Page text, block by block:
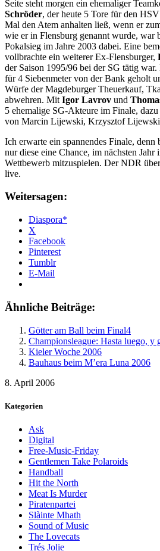
Seite steht morgen ein ehemaliger
Schröder, der heute 5 Tore für den
Mal den Atem anhalten ließ, wenn er
wie er in Flensburg genannt wurde, war
Pokalsieg im Jahre 2003 dabei. Eine
vollbrachte ein weiterer Ex-Flensburger,
der Saison 1995/96 bei der SG tätig
für 4 Siebenmeter von der Bank geholt
Würfe der Magdeburger Theuerkauf,
abwehren. Mit Igor Lavrov und
5 ehemalige SG-Akteure im Finale,
von Marcin Lijewski, Krzysztof
Ich erwarte ein spannendes Finale, denn
nur diese eine Chance, im nächsten Jahr
Wettbewerb mitzuspielen. Der NDR
live.
Weitersagen:
Diaspora*
X
Facebook
Pinterest
Tumblr
E-Mail
Ähnliche Beiträge:
Götter am Ball beim Final4
Championsleague: Hasta luego, y
Kieler Woche 2006
Bauhaus beim M’era Luna 2006
8. April 2006
Kategorien
Ask
Digital
Free-Music-Friday
Gentlemen Take Polaroids
Handball
Hit the North
Meat Is Murder
Piratenpartei
Slàinte Mhath
Sound of Music
The Lovecats
Trés Jolie